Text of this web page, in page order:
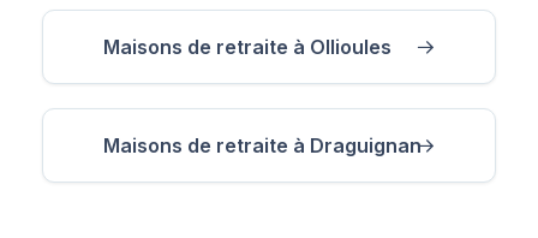
Maisons de retraite à Ollioules
Maisons de retraite à Draguignan